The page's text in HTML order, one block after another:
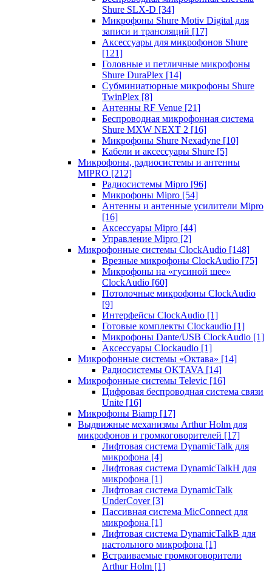
Shure SLX-D [34]
Микрофоны Shure Motiv Digital для
записи и трансляций [17]
Аксессуары для микрофонов Shure
[121]
Головные и петличные микрофоны
Shure DuraPlex [14]
Субминиатюрные микрофоны Shure
TwinPlex [8]
Антенны RF Venue [21]
Беспроводная микрофонная система
Shure MXW NEXT 2 [16]
Микрофоны Shure Nexadyne [10]
Кабели и аксессуары Shure [5]
Микрофоны, радиосистемы и антенны
MIPRO [212]
Радиосистемы Mipro [96]
Микрофоны Mipro [54]
Антенны и антенные усилители Mipro
[16]
Аксессуары Mipro [44]
Управление Mipro [2]
Микрофонные системы ClockAudio [148]
Врезные микрофоны ClockAudio [75]
Микрофоны на «гусиной шее»
ClockAudio [60]
Потолочные микрофоны ClockAudio
[9]
Интерфейсы ClockAudio [1]
Готовые комплекты Clockaudio [1]
Микрофоны Dante/USB ClockAudio [1]
Аксессуары Clockaudio [1]
Микрофонные системы «Октава» [14]
Радиосистемы OKTAVA [14]
Микрофонные системы Televic [16]
Цифровая беспроводная система связи
Unite [16]
Микрофоны Biamp [17]
Выдвижные механизмы Arthur Holm для
микрофонов и громкоговорителей [17]
Лифтовая система DynamicTalk для
микрофона [4]
Лифтовая система DynamicTalkH для
микрофона [1]
Лифтовая система DynamicTalk
UnderCover [3]
Пассивная система MicConnect для
микрофона [1]
Лифтовая система DynamicTalkB для
настольного микрофона [1]
Встраиваемые громкоговорители
Arthur Holm [1]